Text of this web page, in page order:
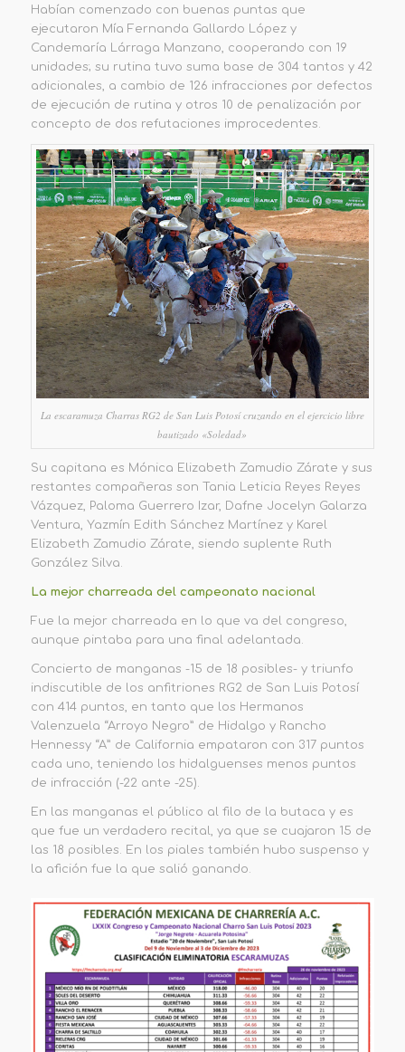
Habían comenzado con buenas puntas que
ejecutaron Mía Fernanda Gallardo López y
Candemaría Lárraga Manzano, cooperando con 19
unidades; su rutina tuvo suma base de 304 tantos y 42
adicionales, a cambio de 126 infracciones por defectos
de ejecución de rutina y otros 10 de penalización por
concepto de dos refutaciones improcedentes.
La escaramuza Charras RG2 de San Luis Potosí cruzando en el ejercicio libre
bautizado «Soledad»
Su capitana es Mónica Elizabeth Zamudio Zárate y sus
restantes compañeras son Tania Leticia Reyes Reyes
Vázquez, Paloma Guerrero Izar, Dafne Jocelyn Galarza
Ventura, Yazmín Edith Sánchez Martínez y Karel
Elizabeth Zamudio Zárate, siendo suplente Ruth
González Silva.
La mejor charreada del campeonato nacional
Fue la mejor charreada en lo que va del congreso,
aunque pintaba para una final adelantada.
Concierto de manganas -15 de 18 posibles- y triunfo
indiscutible de los anfitriones RG2 de San Luis Potosí
con 414puntos, en tanto que los Hermanos
Valenzuela “Arroyo Negro” de Hidalgo y Rancho
Hennessy “A” de California empataron con 317 puntos
cada uno, teniendo los hidalguenses menos puntos
de infracción (-22 ante -25).
En las manganas el público al filo de la butaca y es
que fue un verdadero recital, ya que se cuajaron 15 de
las 18 posibles. En los piales también hubo suspenso y
la afición fue la que salió ganando.